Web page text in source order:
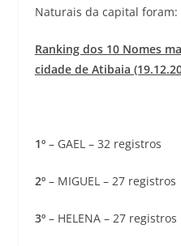
Naturais da capital foram:
Ranking dos 10 Nomes
cidade de Atibaia
1º– GAEL – 32 registros
2º– MIGUEL – 27 registros
3º– HELENA – 27 registros